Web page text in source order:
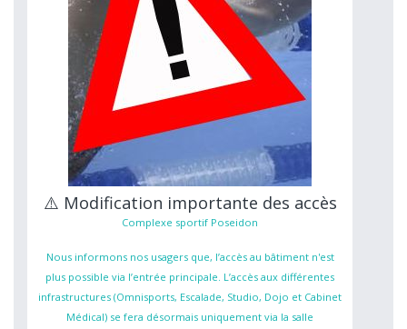
⚠️ Modification importante des accès
Complexe sportif Poseidon
Nous informons nos usagers que, l’accès au bâtiment n'est
plus possible via l’entrée principale. L’accès aux différentes
infrastructures (Omnisports, Escalade, Studio, Dojo et Cabinet
Médical) se fera désormais uniquement via la salle